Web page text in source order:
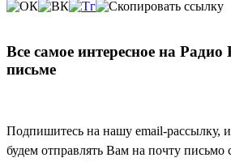
Все самое интересное на
письме
Подпишитесь на нашу email-рассылку,
будем отправлять Вам на почту